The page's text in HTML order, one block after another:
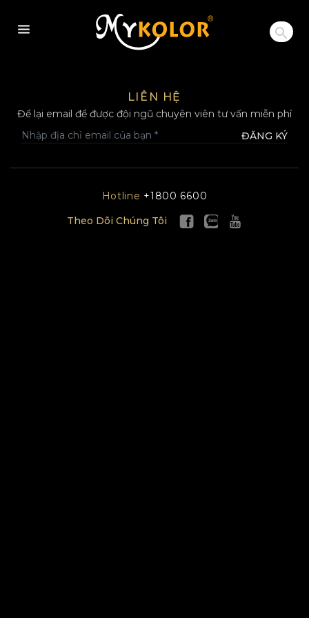
MYKOLOR
LIÊN HỆ
Để lại email để được đội ngũ chuyên viên tư vấn miễn phí
ĐĂNG KÝ
Hotline +1800 6600
Theo Dõi Chúng Tôi